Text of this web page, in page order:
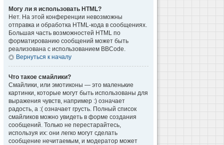
Могу ли я использовать HTML?
Нет. На этой конференции невозможны
отправка и обработка HTML-кода в сообщениях.
Большая часть возможностей HTML по
форматированию сообщений может быть
реализована с использованием BBCode.
Вернуться к началу
Что такое смайлики?
Смайлики, или эмотиконы — это маленькие
картинки, которые могут быть использованы для
выражения чувств, например :) означает
радость, а :( означает грусть. Полный список
смайликов можно увидеть в форме создания
сообщений. Только не перестарайтесь,
используя их: они легко могут сделать
сообщение нечитаемым, и модератор может